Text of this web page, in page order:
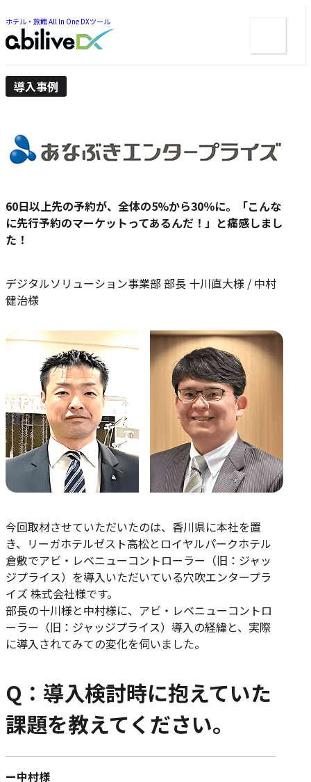
ホテル・旅館 All In One DXツール
ま
で
ジ
で
ジ
ャ
プ
ュ
60日以上先の予約が、全体の5%から30％に。「こんな
に先行予約のマーケットってあるんだ！」と痛感しまし
た！
導入事例
デジタルソリューション事業部 部長 十川直大様 / 中村
健治様
今回取材させていただいたのは、香川県に本社を置
き、リーガホテルゼスト高松とロイヤルパークホテル
倉敷でアビ・レベニューコントローラー（旧：ジャッ
ジプライス）を導入いただいている穴吹エンタープラ
イズ 株式会社様です。
部長の十川様と中村様に、アビ・レベニューコントロ
ーラー（旧：ジャッジプライス）導入の経緯と、実際
に導入されてみての変化を伺いました。
Q：導入検討時に抱えていた
課題を教えてください。
ー中村様